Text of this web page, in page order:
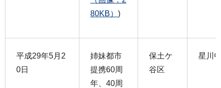
80KB） )
平成29年5月2
0日
姉妹都市
提携60周
年、40周
保土ケ
谷区
星川